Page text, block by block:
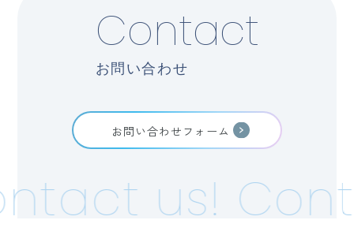
Contact
お問い合わせ
お問い合わせフォーム
us!